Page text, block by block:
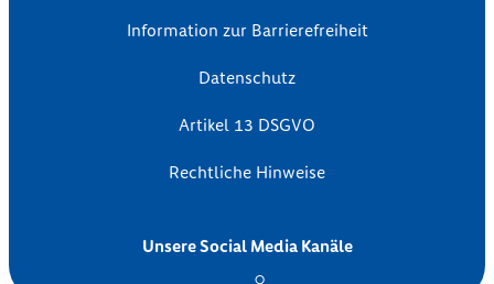
Information zur Barrierefreiheit
Datenschutz
Artikel 13 DSGVO
Rechtliche Hinweise
Unsere Social Media Kanäle